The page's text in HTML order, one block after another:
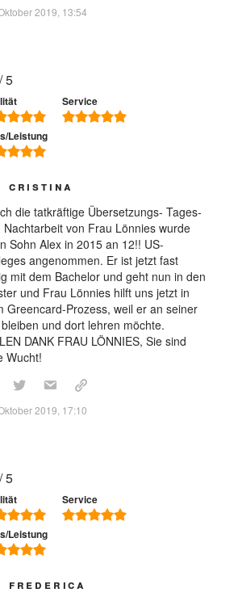
2019, 13:54
/ 5
Service
Leistung
Cristina
die tatkräftige Übersetzungs- Tages-
Nachtarbeit von Frau Lönnies wurde
Sohn Alex in 2015 an 12!! US-
angenommen. Er ist jetzt fast
mit dem Bachelor und geht nun in den
und Frau Lönnies hilft uns jetzt in
Greencard-Prozess, weil er an seiner
und dort lehren möchte.
DANK FRAU LÖNNIES, Sie sind
Wucht!
2019, 17:10
/ 5
Service
Leistung
Frederica